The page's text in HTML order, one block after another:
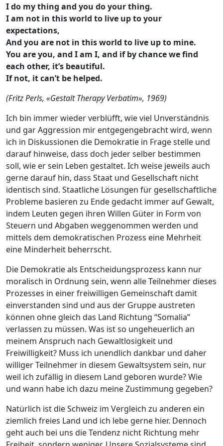
I do my thing and you do your thing.
I am not in this world to live up to your
expectations,
And you are not in this world to live up to mine.
You are you, and I am I, and if by chance we find
each other, it’s beautiful.
If not, it can’t be helped.
(Fritz Perls, «Gestalt Therapy Verbatim», 1969)
Ich bin immer wieder verblüfft, wie viel Unverständnis
und gar Aggression mir entgegengebracht wird, wenn
ich in Diskussionen die Demokratie in Frage stelle und
darauf hinweise, dass doch jeder selber bestimmen
soll, wie er sein Leben gestaltet. Ich weise jeweils auch
gerne darauf hin, dass Staat und Gesellschaft nicht
identisch sind. Staatliche Lösungen für gesellschaftliche
Probleme basieren zu Ende gedacht immer auf Gewalt,
indem Leuten gegen ihren Willen Güter in Form von
Steuern und Abgaben weggenommen werden und
mittels dem demokratischen Prozess eine Mehrheit
eine Minderheit beherrscht.
Die Demokratie als Entscheidungsprozess kann nur
moralisch in Ordnung sein, wenn alle Teilnehmer dieses
Prozesses in einer freiwilligen Gemeinschaft damit
einverstanden sind und aus der Gruppe austreten
können ohne gleich das Land Richtung “Somalia”
verlassen zu müssen. Was ist so ungeheuerlich an
meinem Anspruch nach Gewaltlosigkeit und
Freiwilligkeit? Muss ich unendlich dankbar und daher
williger Teilnehmer in diesem Gewaltsystem sein, nur
weil ich zufällig in diesem Land geboren wurde? Wie
und wann habe ich dazu meine Zustimmung gegeben?
Natürlich ist die Schweiz im Vergleich zu anderen ein
ziemlich freies Land und ich lebe gerne hier. Dennoch
geht auch bei uns die Tendenz nicht Richtung mehr